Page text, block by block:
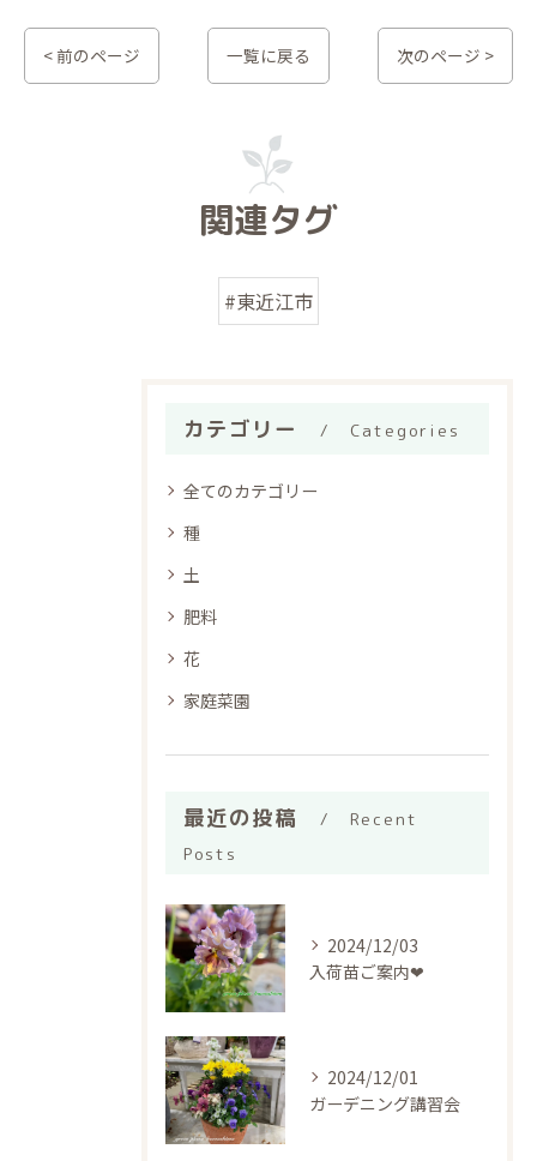
< 前のページ 一覧に戻る 次のページ >
関連タグ
#東近江市
カテゴリー Categories
全てのカテゴリー
種
土
肥料
花
家庭菜園
最近の投稿
Recent
Posts
2024/12/03
入荷苗ご案内❤︎
2024/12/01
ガーデニング講習会